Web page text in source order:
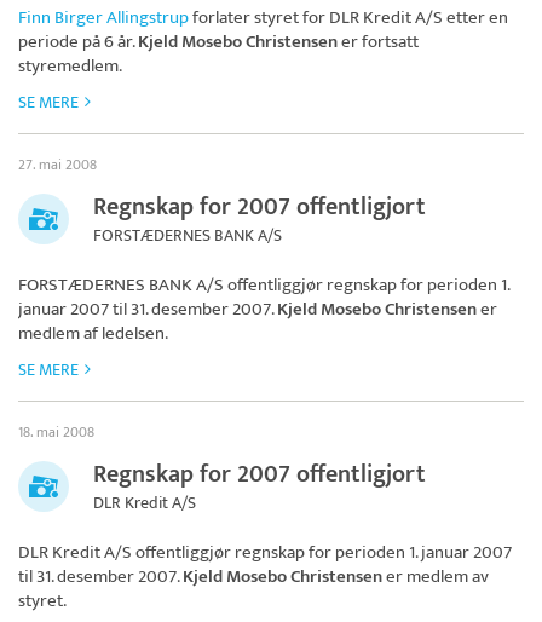
Finn Birger Allingstrupforlater styret forDLR Kredit A/Setter en
periode på 6 år.Kjeld Mosebo Christensener fortsatt
styremedlem.
SE MERE
27. mai 2008
Regnskap for 2007 offentligjort
FORSTÆDERNES BANK A/S
FORSTÆDERNES BANK A/Soffentliggjør regnskap for perioden 1.
januar 2007 til 31. desember 2007.Kjeld Mosebo Christensener
medlem af ledelsen.
SE MERE
18. mai 2008
Regnskap for 2007 offentligjort
DLR Kredit A/S
DLR Kredit A/Soffentliggjør regnskap for perioden 1. januar 2007
til 31. desember 2007.Kjeld Mosebo Christensener medlem av
styret.